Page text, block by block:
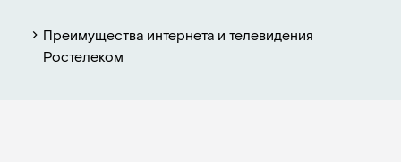
Преимущества интернета и телевидения
Ростелеком